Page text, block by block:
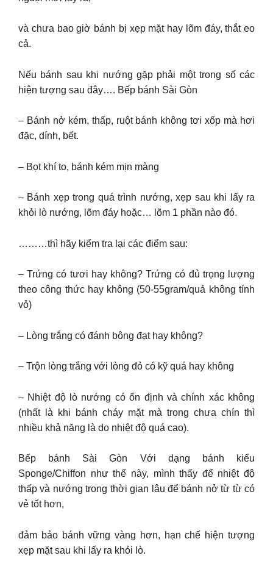
và chưa bao giờ bánh bị xẹp mặt hay lõm đáy, thắt eo
cả.
Nếu bánh sau khi nướng gặp phải một trong số các
hiện tượng sau đây…. Bếp bánh Sài Gòn
– Bánh nở kém, thấp, ruột bánh không tơi xốp mà hơi
đặc, dính, bết.
– Bọt khí to, bánh kém mịn màng
– Bánh xẹp trong quá trình nướng, xẹp sau khi lấy ra
khỏi lò nướng, lõm đáy hoặc… lõm 1 phần nào đó.
………thì hãy kiểm tra lại các điểm sau:
– Trứng có tươi hay không? Trứng có đủ trọng lượng
theo công thức hay không (50-55gram/quả không tính
vỏ)
– Lòng trắng có đánh bông đạt hay không?
– Trộn lòng trắng với lòng đỏ có kỹ quá hay không
– Nhiệt độ lò nướng có ổn định và chính xác không
(nhất là khi bánh cháy mặt mà trong chưa chín thì
nhiều khả năng là do nhiệt độ quá cao).
Bếp bánh Sài Gòn Với dạng bánh kiểu
Sponge/Chiffon như thế này, mình thấy để nhiệt độ
thấp và nướng trong thời gian lâu để bánh nở từ từ có
vẻ tốt hơn,
đảm bảo bánh vững vàng hơn, hạn chế hiện tượng
xẹp mặt sau khi lấy ra khỏi lò.